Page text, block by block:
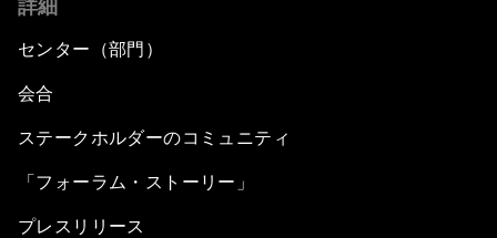
詳細
センター（部門）
会合
ステークホルダーのコミュニティ
「フォーラム・ストーリー」
プレスリリース